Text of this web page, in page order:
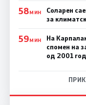
58МИН
Соларен
за
59МИН
На
спомен на
од 2001